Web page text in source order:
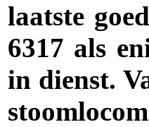
laatste
6317 als
in dienst.